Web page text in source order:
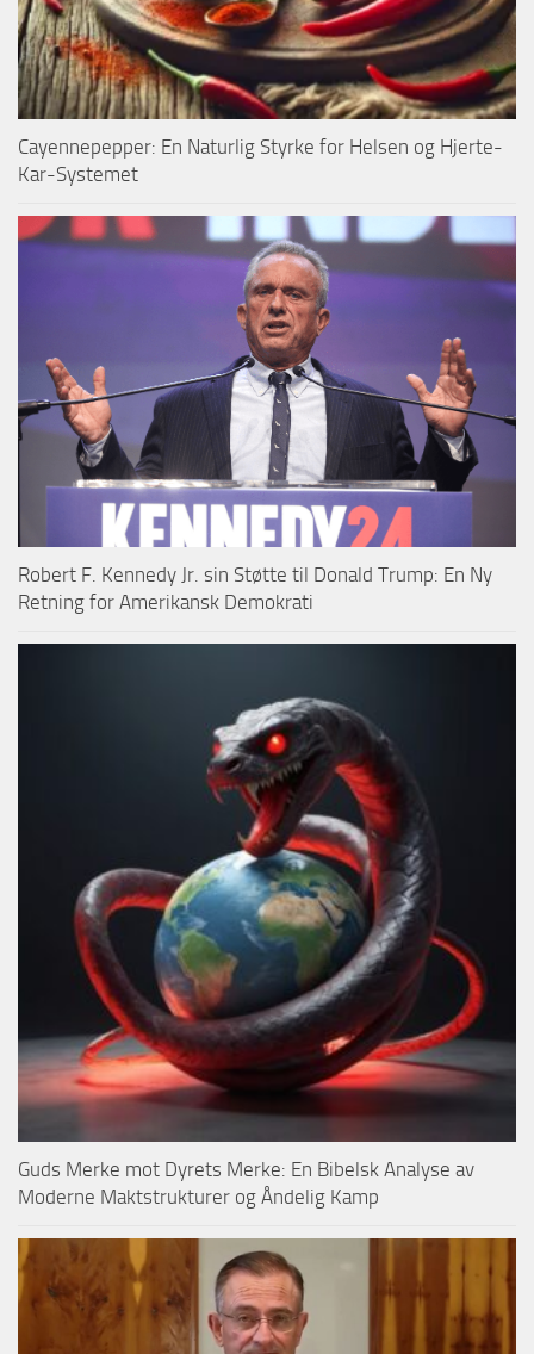
Cayennepepper: En Naturlig Styrke for Helsen og Hjerte-
Kar-Systemet
Robert F. Kennedy Jr. sin Støtte til Donald Trump: En Ny
Retning for Amerikansk Demokrati
Guds Merke mot Dyrets Merke: En Bibelsk Analyse av
Moderne Maktstrukturer og Åndelig Kamp